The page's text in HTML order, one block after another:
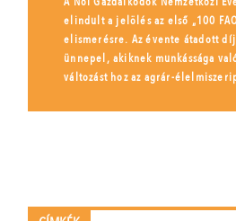
elindult a jelölés az első „100
elismerésre. Az évente átadott
ünnepel, akiknek munkássága
változást hoz az agrár-